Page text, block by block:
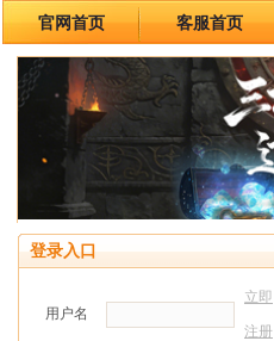
官网首页 客服首页
登录入口
用户名
立即
注册